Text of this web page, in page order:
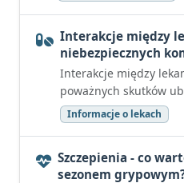
Interakcje między
niebezpiecznych
Interakcje między
poważnych skutków
Informacje o lekach
Szczepienia - co
sezonem